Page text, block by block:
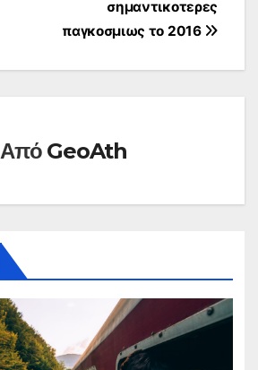
σημαντικοτερες
παγκοσμιως το 2016
Από GeoAth